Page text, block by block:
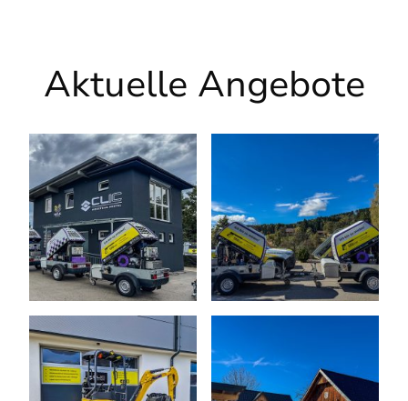
Aktuelle Angebote